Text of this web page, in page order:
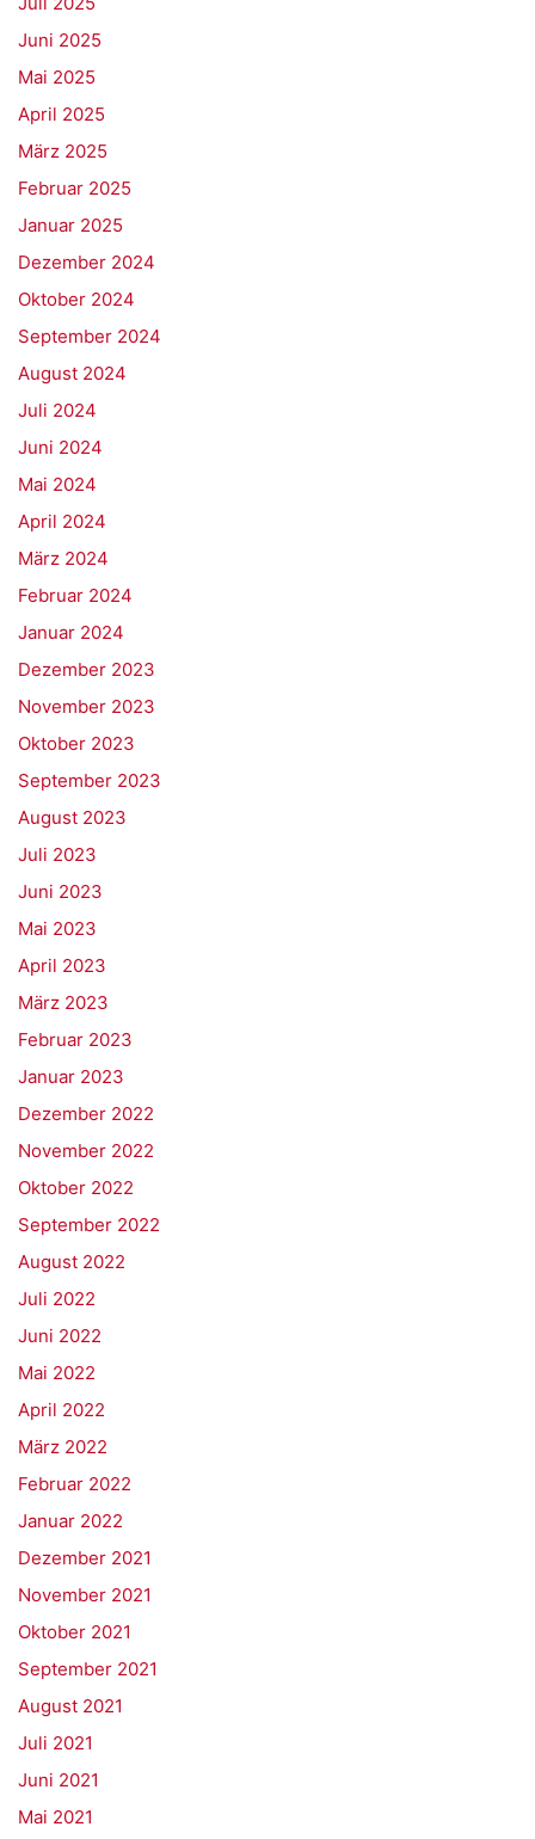
Juni 2025
Mai 2025
April 2025
März 2025
Februar 2025
Januar 2025
Dezember 2024
Oktober 2024
September 2024
August 2024
Juli 2024
Juni 2024
Mai 2024
April 2024
März 2024
Februar 2024
Januar 2024
Dezember 2023
November 2023
Oktober 2023
September 2023
August 2023
Juli 2023
Juni 2023
Mai 2023
April 2023
März 2023
Februar 2023
Januar 2023
Dezember 2022
November 2022
Oktober 2022
September 2022
August 2022
Juli 2022
Juni 2022
Mai 2022
April 2022
März 2022
Februar 2022
Januar 2022
Dezember 2021
November 2021
Oktober 2021
September 2021
August 2021
Juli 2021
Juni 2021
Mai 2021